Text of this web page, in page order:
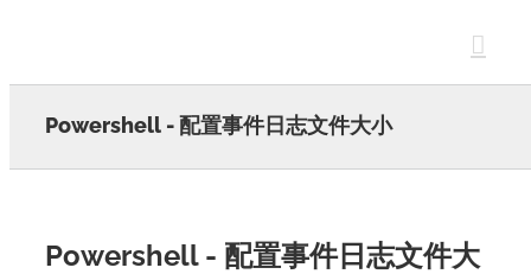
Powershell - 配置事件日志文件大小
Powershell - 配置事件日志文件大